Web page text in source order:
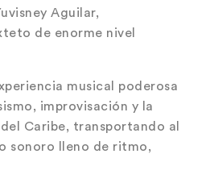
Aguilar,
de enorme nivel
musical poderosa
improvisación y la
Caribe, transportando al
sonoro lleno de ritmo,